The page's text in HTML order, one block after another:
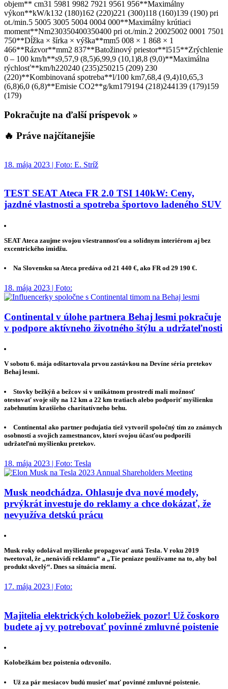
objem** cm31 5981 9982 7921 9561 956**Maximálny
výkon**kW/k132 (180)162 (220)221 (300)118 (160)139 (190) pri
ot./min.5 5005 3005 5004 0004 000**Maximálny krútiaci
moment**Nm230350400350400 pri ot./min.2 20025002 0001 7501
750**Dĺžka × šírka × výška**mm5 008 × 1 868 × 1
466**Rázvor**mm2 837**Batožinový priestor**l515**Zrýchlenie
0 – 100 km/h**s9,57,9 (8,5)6,99,9 (10,1)8,8 (9,0)**Maximálna
rýchlosť**km/h220240 (235)250215 (209) 230
(220)**Kombinovaná spotreba**l/100 km7,68,4 (9,4)10,65,3
(6,8)6,0 (6,8)**Emisie CO2**g/km179194 (218)244139 (179)159
(179)
Pokračujte na ďalší príspevok »
🔥 Práve najčítanejšie
18. mája 2023 | Foto: E. Stríž
TEST SEAT Ateca FR 2.0 TSI 140kW: Ceny,
jazdné vlastnosti a spotreba športovo ladeného SUV
SEAT Ateca zaujme svojou všestrannosťou a solídnym interiérom aj bez
excentrického imidžu.
Na Slovensku sa Ateca predáva od 21 440 €, ako FR od 29 190 €.
18. mája 2023 | Foto:
Continental v úlohe partnera Behaj lesmi pokračuje
v podpore aktívneho životného štýlu a udržateľnosti
V sobotu 6. mája odštartovala prvou zastávkou na Devíne séria pretekov
Behaj lesmi.
Stovky bežkýň a bežcov si v unikátnom prostredí mali možnosť
otestovať svoje sily na 12 km a 22 km tratiach alebo podporiť myšlienku
zabehnutím kratšieho charitatívneho behu.
Continental ako partner podujatia tiež vytvoril spoločný tím zo známych
osobností a svojich zamestnancov, ktorí svojou účasťou podporili
udržateľnú myšlienku pretekov.
18. mája 2023 | Foto: Tesla
Musk neodchádza. Ohlasuje dva nové modely,
prvýkrát investuje do reklamy a chce dokázať, že
nevyužíva detskú prácu
Musk roky odolával myšlienke propagovať autá Tesla. V roku 2019
tweetoval, že „nenávidí reklamu“ a „Tie peniaze používame na to, aby bol
produkt skvelý“. Dnes sa situácia mení.
17. mája 2023 | Foto:
Majitelia elektrických kolobežiek pozor! Už čoskoro
budete aj vy potrebovať povinné zmluvné poistenie
Kolobežkám bez poistenia odzvonilo.
Už za pár mesiacov budú musieť mať povinné zmluvné poistenie.